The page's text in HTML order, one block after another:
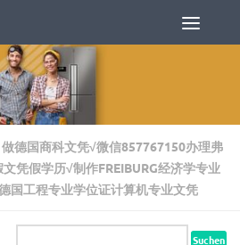
做德国商科文凭√微信857767150办理弗
凭假学历√制作FREIBURG经济学专业
国工程专业学位证计算机专业文凭